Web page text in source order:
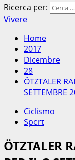
Ricerca per:
Vivere
Home
2017
Dicembre
28
ÖTZTALER
SETTEMBRE
Ciclismo
Sport
ÖTZTALER